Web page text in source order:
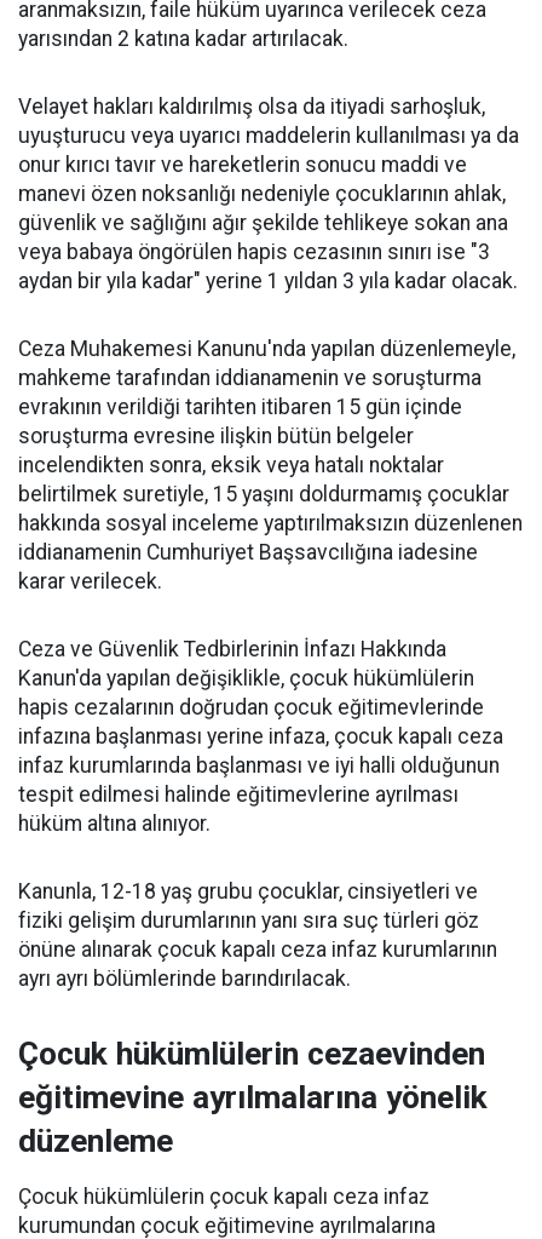
aranmaksızın, faile hüküm uyarınca verilecek ceza
yarısından 2 katına kadar artırılacak.
Velayet hakları kaldırılmış olsa da itiyadi sarhoşluk,
uyuşturucu veya uyarıcı maddelerin kullanılması ya da
onur kırıcı tavır ve hareketlerin sonucu maddi ve
manevi özen noksanlığı nedeniyle çocuklarının ahlak,
güvenlik ve sağlığını ağır şekilde tehlikeye sokan ana
veya babaya öngörülen hapis cezasının sınırı ise "3
aydan bir yıla kadar" yerine 1 yıldan 3 yıla kadar olacak.
Ceza Muhakemesi Kanunu'nda yapılan düzenlemeyle,
mahkeme tarafından iddianamenin ve soruşturma
evrakının verildiği tarihten itibaren 15 gün içinde
soruşturma evresine ilişkin bütün belgeler
incelendikten sonra, eksik veya hatalı noktalar
belirtilmek suretiyle, 15 yaşını doldurmamış çocuklar
hakkında sosyal inceleme yaptırılmaksızın düzenlenen
iddianamenin Cumhuriyet Başsavcılığına iadesine
karar verilecek.
Ceza ve Güvenlik Tedbirlerinin İnfazı Hakkında
Kanun'da yapılan değişiklikle, çocuk hükümlülerin
hapis cezalarının doğrudan çocuk eğitimevlerinde
infazına başlanması yerine infaza, çocuk kapalı ceza
infaz kurumlarında başlanması ve iyi halli olduğunun
tespit edilmesi halinde eğitimevlerine ayrılması
hüküm altına alınıyor.
Kanunla, 12-18 yaş grubu çocuklar, cinsiyetleri ve
fiziki gelişim durumlarının yanı sıra suç türleri göz
önüne alınarak çocuk kapalı ceza infaz kurumlarının
ayrı ayrı bölümlerinde barındırılacak.
Çocuk hükümlülerin cezaevinden
eğitimevine ayrılmalarına yönelik
düzenleme
Çocuk hükümlülerin çocuk kapalı ceza infaz
kurumundan çocuk eğitimevine ayrılmalarına